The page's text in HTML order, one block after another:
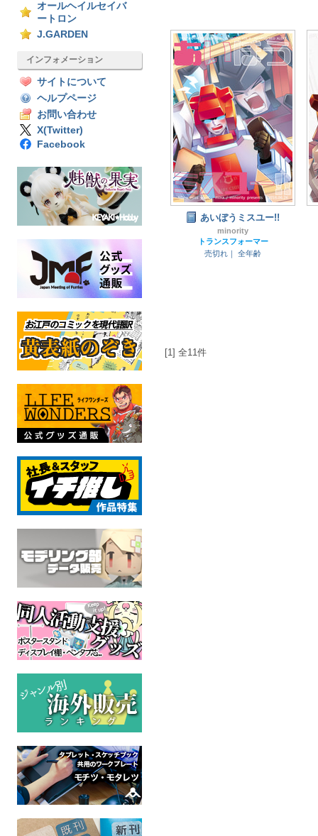
オールヘイルセイバ
ートロン
J.GARDEN
インフォメーション
サイトについて
ヘルプページ
お問い合わせ
X(Twitter)
Facebook
あいぼうミスユー!!
minority
トランスフォーマー
売切れ｜
全年齢
[1] 全11件